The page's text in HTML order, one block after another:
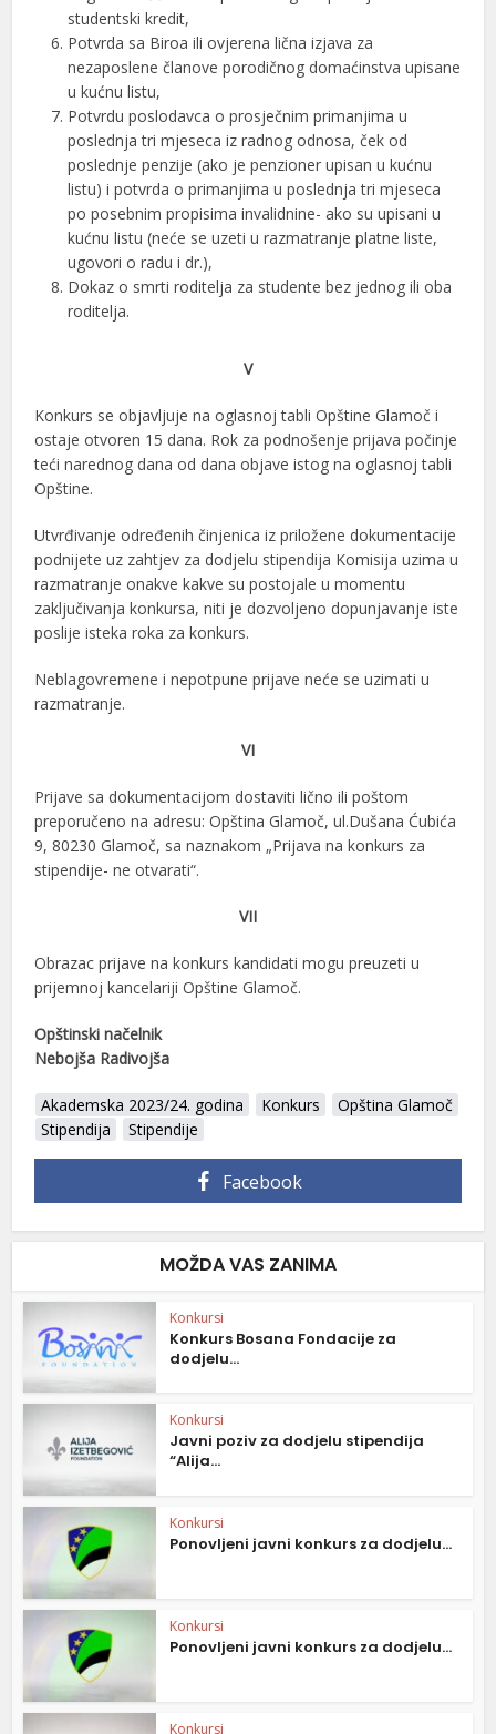
studentski kredit,
Potvrda sa Biroa ili ovjerena lična izjava za
nezaposlene članove porodičnog domaćinstva upisane
u kućnu listu,
Potvrdu poslodavca o prosječnim primanjima u
poslednja tri mjeseca iz radnog odnosa, ček od
poslednje penzije (ako je penzioner upisan u kućnu
listu) i potvrda o primanjima u poslednja tri mjeseca
po posebnim propisima invalidnine- ako su upisani u
kućnu listu (neće se uzeti u razmatranje platne liste,
ugovori o radu i dr.),
Dokaz o smrti roditelja za studente bez jednog ili oba
roditelja.
V
Konkurs se objavljuje na oglasnoj tabli Opštine Glamoč i
ostaje otvoren 15 dana. Rok za podnošenje prijava počinje
teći narednog dana od dana objave istog na oglasnoj tabli
Opštine.
Utvrđivanje određenih činjenica iz priložene dokumentacije
podnijete uz zahtjev za dodjelu stipendija Komisija uzima u
razmatranje onakve kakve su postojale u momentu
zaključivanja konkursa, niti je dozvoljeno dopunjavanje iste
poslije isteka roka za konkurs.
Neblagovremene i nepotpune prijave neće se uzimati u
razmatranje.
VI
Prijave sa dokumentacijom dostaviti lično ili poštom
preporučeno na adresu: Opština Glamoč, ul.Dušana Ćubića
9, 80230 Glamoč, sa naznakom „Prijava na konkurs za
stipendije- ne otvarati“.
VII
Obrazac prijave na konkurs kandidati mogu preuzeti u
prijemnoj kancelariji Opštine Glamoč.
Opštinski načelnik
Nebojša Radivojša
Akademska 2023/24. godina Konkurs
Opština Glamoč
Stipendija
Stipendije
Facebook
MOŽDA VAS ZANIMA
Konkursi
Konkurs Bosana Fondacije za
dodjelu...
Konkursi
Javni poziv za dodjelu stipendija
“Alija...
Konkursi
Ponovljeni javni konkurs za dodjelu...
Konkursi
Ponovljeni javni konkurs za dodjelu...
Konkursi